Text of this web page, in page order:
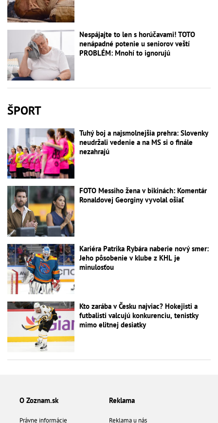
Nespájajte to len s horúčavami! TOTO
nenápadné potenie u seniorov veští
PROBLÉM: Mnohí to ignorujú
ŠPORT
Tuhý boj a najsmolnejšia prehra: Slovenky
neudržali vedenie a na MS si o finále
nezahrajú
FOTO Messiho žena v bikinách: Komentár
Ronaldovej Georginy vyvolal ošiaľ
Kariéra Patrika Rybára naberie nový smer:
Jeho pôsobenie v klube z KHL je
minulosťou
Kto zarába v Česku najviac? Hokejisti a
futbalisti valcujú konkurenciu, tenistky
mimo elitnej desiatky
O Zoznam.sk
Právne informácie
Reklama
Reklama u nás